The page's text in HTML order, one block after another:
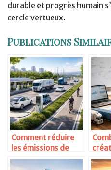
durable et progrès humain
cercle vertueux.
Publications
Comment réduire
les émissions de
CO2 dans le